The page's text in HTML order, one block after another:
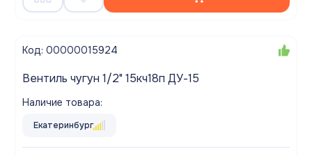
Код: 00000015924
Вентиль чугун 1/2" 15кч18п ДУ-15
Наличие товара:
Екатеринбург